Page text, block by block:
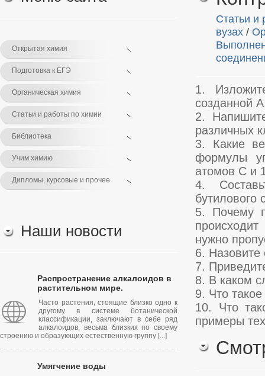
Открытая химия
Подготовка к ЕГЭ
Органическая химия
Статьи и работы по химии
Библиотека
Учим химию
Дипломы, курсовые и прочее
Наши новости
Распространение алкалоидов в
растительном мире.
Часто растения, стоящие близко одно к
другому в системе ботанической
классификации, заключают в себе ряд
алкалоидов, весьма близких по своему
строению и образующих естественную группу [...]
Умягчение воды
Статьи и
вузах /
1.
созданной
2.
различных
3. Какие
формулы
атомов С и
4.
бутилового
5. Почему
нужно
6.
7.
8. В каком
9. Что
10. Что
примеры